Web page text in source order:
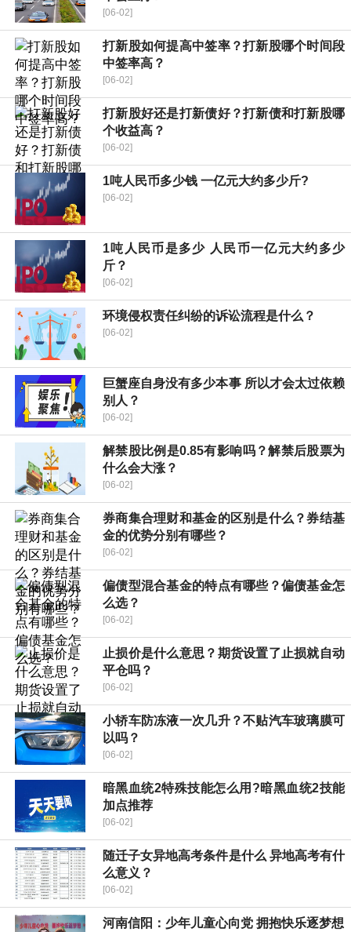
[06-02]
打新股如何提高中签率？打新股哪个时间段
中签率高？
[06-02]
打新股好还是打新债好？打新债和打新股哪
个收益高？
[06-02]
1吨人民币多少钱 一亿元大约多少斤?
[06-02]
1吨人民币是多少 人民币一亿元大约多少
斤？
[06-02]
环境侵权责任纠纷的诉讼流程是什么？
[06-02]
巨蟹座自身没有多少本事 所以才会太过依赖
别人？
[06-02]
解禁股比例是0.85有影响吗？解禁后股票为
什么会大涨？
[06-02]
券商集合理财和基金的区别是什么？券结基
金的优势分别有哪些？
[06-02]
偏债型混合基金的特点有哪些？偏债基金怎
么选？
[06-02]
止损价是什么意思？期货设置了止损就自动
平仓吗？
[06-02]
小轿车防冻液一次几升？不贴汽车玻璃膜可
以吗？
[06-02]
暗黑血统2特殊技能怎么用?暗黑血统2技能
加点推荐
[06-02]
随迁子女异地高考条件是什么 异地高考有什
么意义？
[06-02]
河南信阳：少年儿童心向党 拥抱快乐逐梦想